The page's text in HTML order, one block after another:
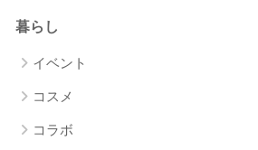
暮らし
イベント
コスメ
コラボ